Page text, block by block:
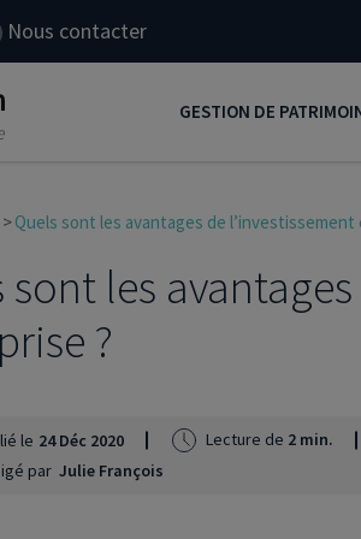
Nous contacter
GESTION DE
Réduire ses impôts
Préparer sa retraite
Protéger ses proches
Quels sont les avantages de l’investissement
sont les
?
le 24 Déc 2020 Lecture de 2 min.
par Julie François